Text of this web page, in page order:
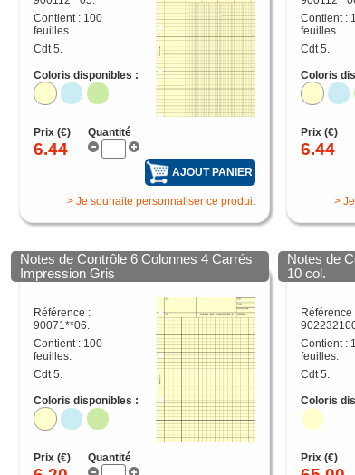
Contient : 100
feuilles.
Cdt 5.
Coloris disponibles :
Prix (€)
6.44
Quantité
AJOUT PANIER
> Je souhaite personnaliser ce produit
Contient :
feuilles.
Cdt 5.
Coloris
Prix (€)
6.44
>
Notes de Contrôle 6 Colonnes 4 Carrés
Impression Gris
Référence :
90071**06.
Contient : 100
feuilles.
Cdt 5.
Coloris disponibles :
Prix (€) Quantité
Notes de
10 col.
Référence
Contient :
feuilles.
Cdt 5.
Coloris
Prix (€)